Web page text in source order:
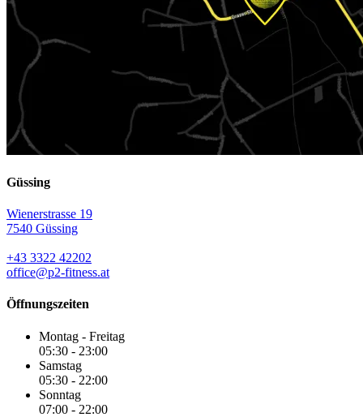
Güssing
Wienerstrasse 19
7540 Güssing
+43 3322 42202
office@p2-fitness.at
Öffnungszeiten
Montag - Freitag
05:30 - 23:00
Samstag
05:30 - 22:00
Sonntag
07:00 - 22:00